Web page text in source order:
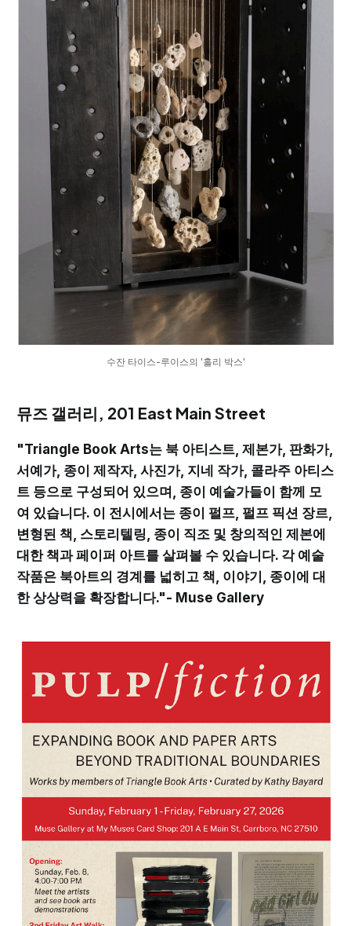
수잔 타이스-루이스의 '홀리 박스'
뮤즈 갤러리, 201 East Main Street
"Triangle Book Arts는 북 아티스트, 제본가, 판화가,
서예가, 종이 제작자, 사진가, 지네 작가, 콜라주 아티스
트 등으로 구성되어 있으며, 종이 예술가들이 함께 모
여 있습니다. 이 전시에서는 종이 펄프, 펄프 픽션 장르,
변형된 책, 스토리텔링, 종이 직조 및 창의적인 제본에
대한 책과 페이퍼 아트를 살펴볼 수 있습니다. 각 예술
작품은 북아트의 경계를 넓히고 책, 이야기, 종이에 대
한 상상력을 확장합니다."- Muse Gallery